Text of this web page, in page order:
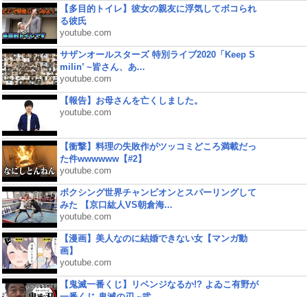
【多目的トイレ】彼女の親友に浮気してボコられ
る彼氏
youtube.com
サザンオールスターズ 特別ライブ2020「Keep S
milin’ ~皆さん、あ...
youtube.com
【報告】お母さんを亡くしました。
youtube.com
【衝撃】料理の失敗作がツッコミどころ満載だっ
た件wwwwww【#2】
youtube.com
ボクシング世界チャンピオンとスパーリングして
みた 【京口紘人VS朝倉海...
youtube.com
【漫画】美人なのに結婚できない女【マンガ動
画】
youtube.com
【鬼滅一番くじ】リベンジなるか!? よゐこ有野が